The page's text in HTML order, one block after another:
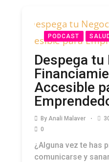
PODCAST
Despega tu
Accesible
By Anali Malaver
0
¿Alguna vez te has
comunicarse y